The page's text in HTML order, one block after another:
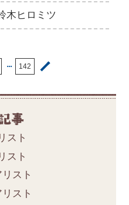
木ヒロミツ
・・・ 142
スト
スト
スト
スト